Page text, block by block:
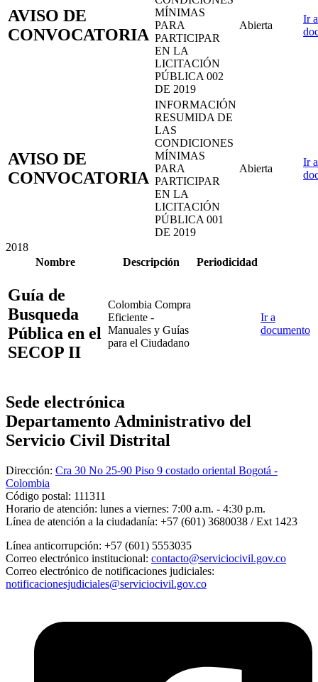
AVISO DE
CONVOCATORIA
MÍNIMAS
PARA
PARTICIPAR
EN LA
LICITACIÓN
PÚBLICA 002
DE 2019
Abierta
Ir a
AVISO DE
CONVOCATORIA
INFORMACIÓN
RESUMIDA DE
LAS
CONDICIONES
MÍNIMAS
PARA
PARTICIPAR
EN LA
LICITACIÓN
PÚBLICA 001
DE 2019
Abierta
Ir a
2018
Nombre
Descripción Periodicidad
Guía de
Busqueda
Pública en el
SECOP II
Colombia Compra
Eficiente -
Manuales y Guías
para el Ciudadano
Ir a
documento
Sede electrónica
Departamento Administrativo del
Servicio Civil Distrital
Dirección: Cra 30 No 25-90 Piso 9 costado oriental Bogotá -
Colombia
Código postal: 111311
Horario de atención: lunes a viernes: 7:00 a.m. - 4:30 p.m.
Línea de atención a la ciudadanía: +57 (601) 3680038 / Ext 1423
Línea anticorrupción: +57 (601) 5553035
Correo electrónico institucional: contacto@serviciocivil.gov.co
Correo electrónico de notificaciones judiciales:
notificacionesjudiciales@serviciocivil.gov.co